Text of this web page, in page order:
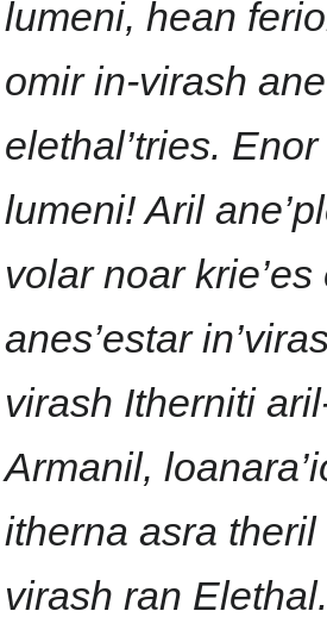
lumeni, hean
omir in-virash
elethal’tries.
lumeni! Aril
volar noar
anes’estar
virash Itherniti
Armanil,
itherna asra
virash ran